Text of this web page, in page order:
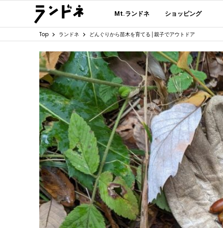
Mt.ランドネ ショッピング
Top ランドネ どんぐりから苗木を育てる│親子でアウトドア